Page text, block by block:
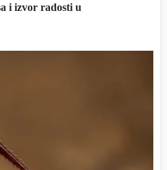
i izvor radosti u